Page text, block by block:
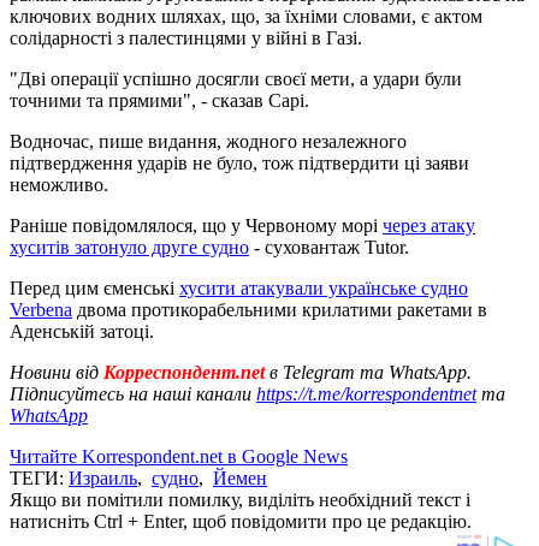
ключових водних шляхах, що, за їхніми словами, є актом
солідарності з палестинцями у війні в Газі.
"Дві операції успішно досягли своєї мети, а удари були
точними та прямими", - сказав Сарі.
Водночас, пише видання, жодного незалежного
підтвердження ударів не було, тож підтвердити ці заяви
неможливо.
Раніше повідомлялося, що у Червоному морі через атаку
хуситів затонуло друге судно - суховантаж Tutor.
Перед цим єменські хусити атакували українське судно
Verbena двома протикорабельними крилатими ракетами в
Аденській затоці.
Новини від Корреспондент.netв Telegram та WhatsApp.
Підписуйтесь на наші канали https://t.me/korrespondentnetта
WhatsApp
Читайте Korrespondent.net в Google News
ТЕГИ: Израиль, судно, Йемен
Якщо ви помітили помилку, виділіть необхідний текст і
натисніть Ctrl + Enter, щоб повідомити про це редакцію.